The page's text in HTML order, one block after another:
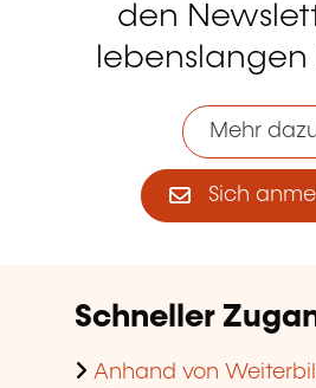
den
lebenslangen
Mehr
Sich
Schneller
Anhand von